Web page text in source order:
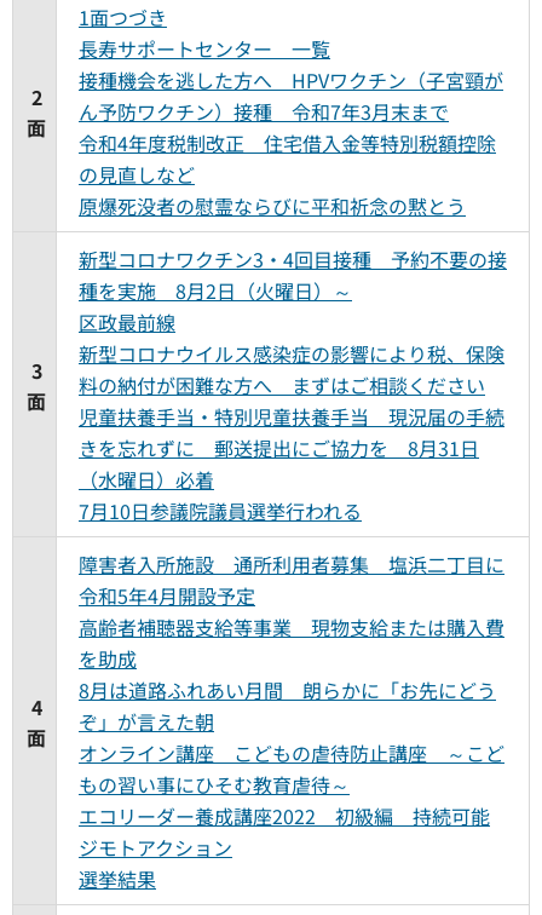
2
面
1面つづき
長寿サポートセンター 一覧
接種機会を逃した方へ HPVワクチン（子宮頸が
ん予防ワクチン）接種 令和7年3月末まで
令和4年度税制改正 住宅借入金等特別税額控除
の見直しなど
原爆死没者の慰霊ならびに平和祈念の黙とう
3
面
新型コロナワクチン3・4回目接種 予約不要の接
種を実施 8月2日（火曜日）～
区政最前線
新型コロナウイルス感染症の影響により税、保険
料の納付が困難な方へ まずはご相談ください
児童扶養手当・特別児童扶養手当 現況届の手続
きを忘れずに 郵送提出にご協力を 8月31日
（水曜日）必着
7月10日参議院議員選挙行われる
4
面
障害者入所施設 通所利用者募集 塩浜二丁目に
令和5年4月開設予定
高齢者補聴器支給等事業 現物支給または購入費
を助成
8月は道路ふれあい月間 朗らかに「お先にどう
ぞ」が言えた朝
オンライン講座 こどもの虐待防止講座 ～こど
もの習い事にひそむ教育虐待～
エコリーダー養成講座2022 初級編 持続可能
ジモトアクション
選挙結果